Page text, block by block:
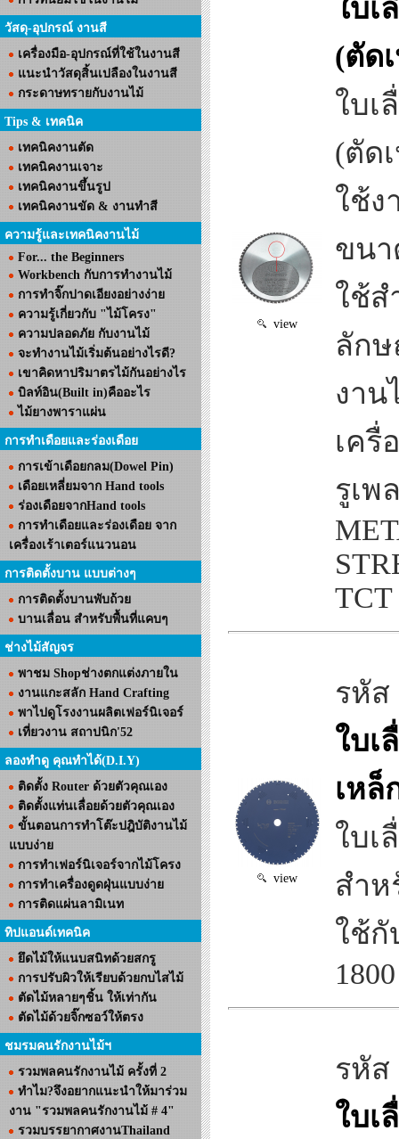
วัสดุ-อุปกรณ์ งานสี
เครื่องมือ-อุปกรณ์ที่ใช้ในงานสี
แนะนำวัสดุสิ้นเปลืองในงานสี
กระดาษทรายกับงานไม้
Tips & เทคนิค
เทคนิคงานตัด
เทคนิคงานเจาะ
เทคนิคงานขึ้นรูป
เทคนิคงานขัด & งานทำสี
ความรู้และเทคนิคงานไม้
For... the Beginners
Workbench กับการทำงานไม้
การทำจิ๊กปาดเอียงอย่างง่าย
ความรู้เกี่ยวกับ "ไม้โครง"
ความปลอดภัย กับงานไม้
จะทำงานไม้เริ่มต้นอย่างไรดี?
เขาคิดหาปริมาตรไม้กันอย่างไร
บิลท์อิน(Built in)คืออะไร
ไม้ยางพาราแผ่น
การทำเดือยและร่องเดือย
การเข้าเดือยกลม(Dowel Pin)
เดือยเหลี่ยมจาก Hand tools
ร่องเดือยจากHand tools
การทำเดือยและร่องเดือย จาก
เครื่องเร้าเตอร์แนวนอน
การติดตั้งบาน แบบต่างๆ
การติดตั้งบานพับถ้วย
บานเลื่อน สำหรับพื้นที่แคบๆ
ช่างไม้สัญจร
พาชม Shopช่างตกแต่งภายใน
งานแกะสลัก Hand Crafting
พาไปดูโรงงานผลิตเฟอร์นิเจอร์
เที่ยวงาน สถาปนิก'52
ลองทำดู คุณทำได้(D.I.Y)
ติดตั้ง Router ด้วยตัวคุณเอง
ติดตั้งแท่นเลื่อยด้วยตัวคุณเอง
ขั้นตอนการทำโต๊ะปฎิบัติงานไม้
แบบง่าย
การทำเฟอร์นิเจอร์จากไม้โครง
การทำเครื่องดูดฝุ่นแบบง่าย
การติดแผ่นลามิเนท
ทิปแอนด์เทคนิค
ยึดไม้ให้แนบสนิทด้วยสกรู
การปรับผิวให้เรียบด้วยกบไสไม้
ตัดไม้หลายๆชิ้น ให้เท่ากัน
ตัดไม้ด้วยจิ๊กซอว์ให้ตรง
ชมรมคนรักงานไม้ฯ
รวมพลคนรักงานไม้ ครั้งที่ 2
ทำไม?จึงอยากแนะนำให้มาร่วม
งาน "รวมพลคนรักงานไม้ # 4"
รวมบรรยากาศงานThailand
view
ใบ
(ตัด
ใบเ
(ตัด
ใช้ง
ขนา
ใช้ส
ลัก
งาน
เครื่
รูเพ
view
รหัส
ใบเ
เหล็
ใบเ
สำห
ใช้กั
1800
รหัส
ใบเ